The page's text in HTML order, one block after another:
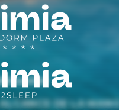
DE LA MANO